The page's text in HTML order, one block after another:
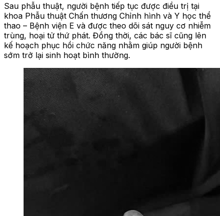
Sau phẫu thuật, người bệnh tiếp tục được điều trị tại
khoa Phẫu thuật Chấn thương Chỉnh hình và Y học thể
thao – Bệnh viện E và được theo dõi sát nguy cơ nhiễm
trùng, hoại tử thứ phát. Đồng thời, các bác sĩ cũng lên
kế hoạch phục hồi chức năng nhằm giúp người bệnh
sớm trở lại sinh hoạt bình thường.